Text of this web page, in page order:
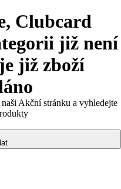
Clubcard
již není
již zboží
Akční stránku a vyhledejte